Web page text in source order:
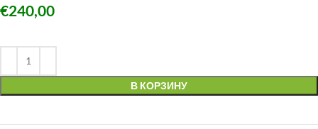
€240,00
В КОРЗИНУ